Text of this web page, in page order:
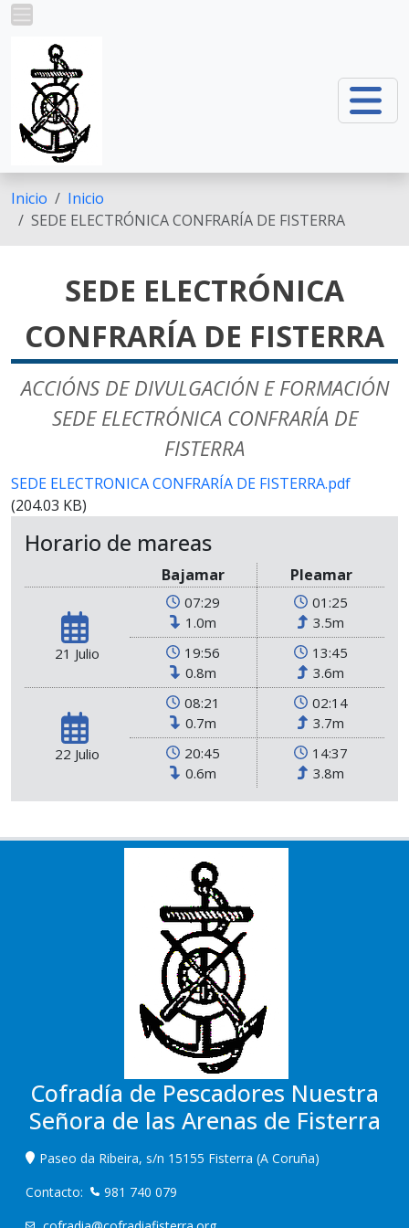
Pasar al contenido principal
Inicio
Inicio
SEDE ELECTRÓNICA CONFRARÍA DE FISTERRA
SEDE ELECTRÓNICA
CONFRARÍA DE FISTERRA
ACCIÓNS DE DIVULGACIÓN E FORMACIÓN
SEDE ELECTRÓNICA CONFRARÍA DE
FISTERRA
SEDE ELECTRONICA CONFRARÍA DE FISTERRA.pdf
(204.03 KB)
Horario de mareas
Bajamar Pleamar
21 Julio
07:29
1.0m
01:25
3.5m
19:56
0.8m
13:45
3.6m
22 Julio
08:21
0.7m
02:14
3.7m
20:45
0.6m
14:37
3.8m
Cofradía de Pescadores Nuestra
Señora de las Arenas de Fisterra
Paseo da Ribeira, s/n 15155 Fisterra (A Coruña)
Contacto:
981 740 079